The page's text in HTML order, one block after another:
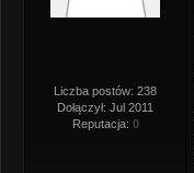
Liczba postów: 238
Dołączył: Jul 2011
Reputacja: 0